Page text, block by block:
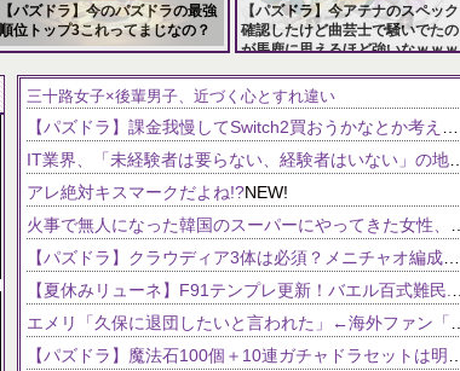
【パズドラ】今のパズドラの最強
順位トップ3これってまじなの？
204,893 views
【パズドラ】今アテナのスペック
確認したけど曲芸士で騒いでたの
が馬鹿に思えるほど強いなｗｗｗ
157,286 views
三十路女子×後輩男子、近づく心とすれ違い
アレ絶対キスマークだよね!?NEW!